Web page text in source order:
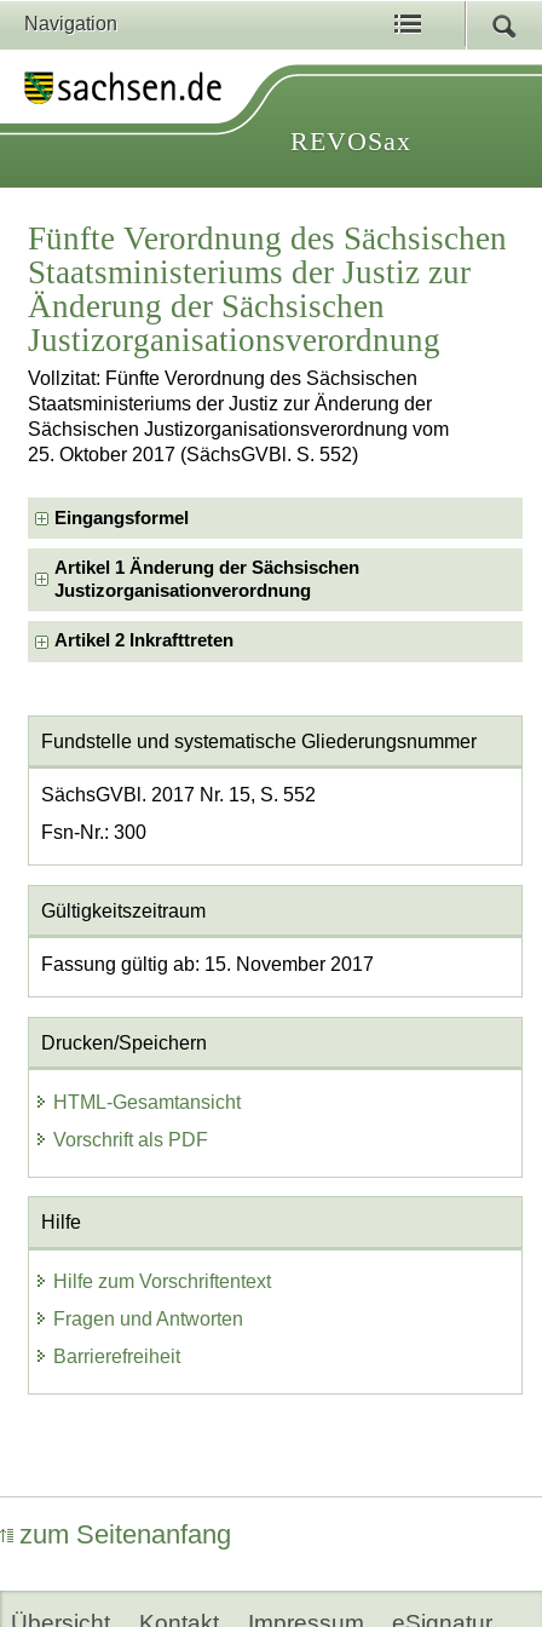
Navigation
REVOSax
Fünfte Verordnung des Sächsischen
Staatsministeriums der Justiz zur
Änderung der Sächsischen
Justizorganisationsverordnung
Vollzitat: Fünfte Verordnung des Sächsischen
Staatsministeriums der Justiz zur Änderung der
Sächsischen Justizorganisationsverordnung vom
25. Oktober 2017 (SächsGVBl. S. 552)
Eingangsformel
Artikel 1 Änderung der Sächsischen
Justizorganisationverordnung
Artikel 2 Inkrafttreten
Fundstelle und systematische Gliederungsnummer
SächsGVBl. 2017 Nr. 15, S. 552
Fsn-Nr.: 300
Gültigkeitszeitraum
Fassung gültig ab: 15. November 2017
Drucken/Speichern
HTML-Gesamtansicht
Vorschrift als PDF
Hilfe
Hilfe zum Vorschriftentext
Fragen und Antworten
Barrierefreiheit
zum Seitenanfang